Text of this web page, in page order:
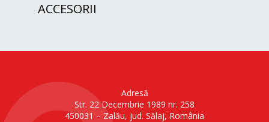
ACCESORII
Adresă
Str. 22 Decembrie 1989 nr. 258
450031 – Zalău, jud. Sălaj, România